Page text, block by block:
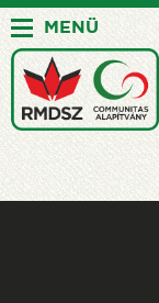
MENÜ